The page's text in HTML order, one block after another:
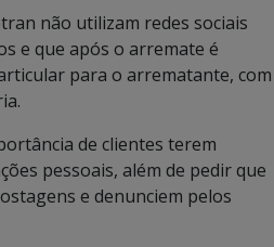
não utilizam redes sociais
e que após o arremate é
para o arrematante, com
de clientes terem
pessoais, além de pedir que
e denunciem pelos